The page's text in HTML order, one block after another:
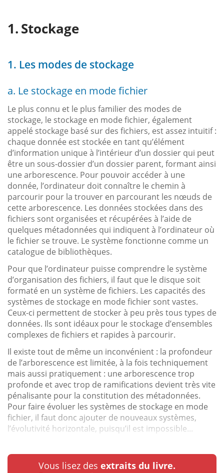
Stockage
1. Les modes de stockage
a. Le stockage en mode fichier
Le plus connu et le plus familier des modes de
stockage, le stockage en mode fichier, également
appelé stockage basé sur des fichiers, est assez intuitif :
chaque donnée est stockée en tant qu’élément
d’information unique à l’intérieur d’un dossier qui peut
être un sous-dossier d’un dossier parent, formant ainsi
une arborescence. Pour pouvoir accéder à une
donnée, l’ordinateur doit connaître le chemin à
parcourir pour la trouver en parcourant les nœuds de
cette arborescence. Les données stockées dans des
fichiers sont organisées et récupérées à l’aide de
quelques métadonnées qui indiquent à l’ordinateur où
le fichier se trouve. Le système fonctionne comme un
catalogue de bibliothèques.
Pour que l’ordinateur puisse comprendre le système
d’organisation des fichiers, il faut que le disque soit
formaté en un système de fichiers. Les capacités des
systèmes de stockage en mode fichier sont vastes.
Ceux-ci permettent de stocker à peu près tous types de
données. Ils sont idéaux pour le stockage d’ensembles
complexes de fichiers et rapides à parcourir.
Il existe tout de même un inconvénient : la profondeur
de l’arborescence est limitée, à la fois techniquement
mais aussi pratiquement : une arborescence trop
profonde et avec trop de ramifications devient très vite
pénalisante pour la constitution des métadonnées.
Pour faire évoluer les systèmes de stockage en mode
fichier, il faut donc ajouter de nouveaux systèmes,
l’évolutivité horizontale, puisqu’il est impossible...
Vous lisez des extraits du livre.